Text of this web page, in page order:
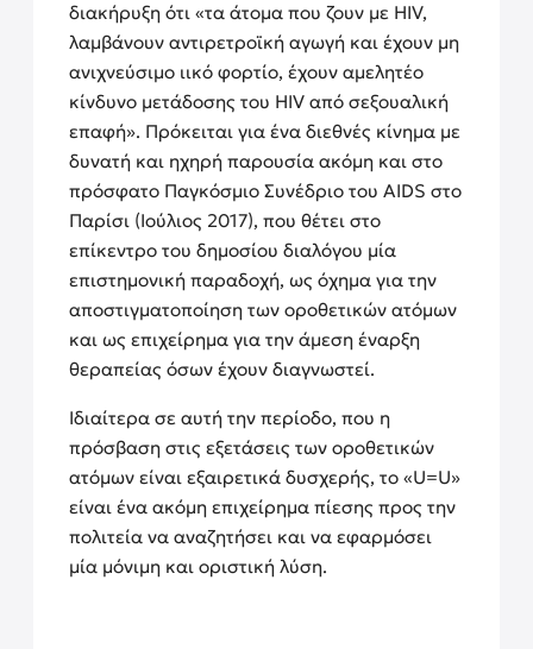
διακήρυξη ότι «τα άτομα που ζουν με HIV,
λαμβάνουν αντιρετροϊκή αγωγή και έχουν μη
ανιχνεύσιμο ιικό φορτίο, έχουν αμελητέο
κίνδυνο μετάδοσης του HIV από σεξουαλική
επαφή». Πρόκειται για ένα διεθνές κίνημα με
δυνατή και ηχηρή παρουσία ακόμη και στο
πρόσφατο Παγκόσμιο Συνέδριο του AIDS στο
Παρίσι (Ιούλιος 2017), που θέτει στο
επίκεντρο του δημοσίου διαλόγου μία
επιστημονική παραδοχή, ως όχημα για την
αποστιγματοποίηση των οροθετικών ατόμων
και ως επιχείρημα για την άμεση έναρξη
θεραπείας όσων έχουν διαγνωστεί.
Ιδιαίτερα σε αυτή την περίοδο, που η
πρόσβαση στις εξετάσεις των οροθετικών
ατόμων είναι εξαιρετικά δυσχερής, το «U=U»
είναι ένα ακόμη επιχείρημα πίεσης προς την
πολιτεία να αναζητήσει και να εφαρμόσει
μία μόνιμη και οριστική λύση.